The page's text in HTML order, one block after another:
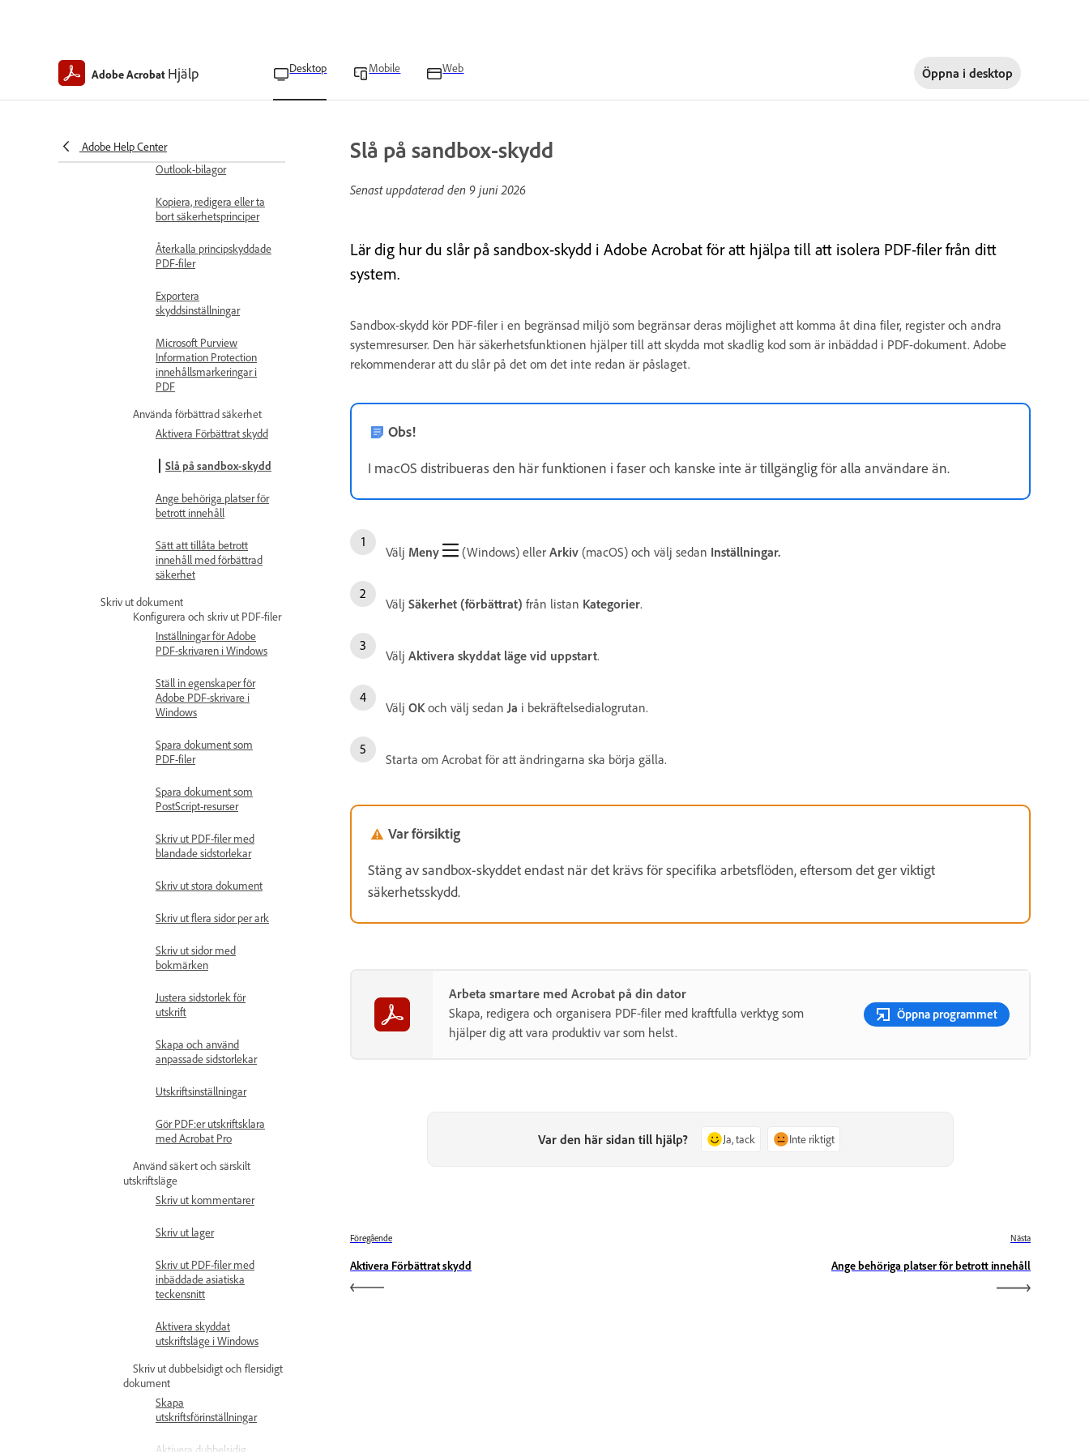
Adobe Acrobat Hjälp Desktop Mobile Web Öppna i desktop
Adobe Help Center
&quot;transcreatedText&quot;:
[ &quot;Skapa
säkerhetspolicyer på
Outlook-bilagor
Kopiera, redigera eller ta
bort säkerhetsprinciper
Återkalla principskyddade
PDF-filer
Exportera
skyddsinställningar
Microsoft Purview
Information Protection
innehållsmarkeringar i
PDF
Använda förbättrad säkerhet
Aktivera Förbättrat skydd
Slå på sandbox-skydd
Ange behöriga platser för
betrott innehåll
Sätt att tillåta betrott
innehåll med förbättrad
säkerhet
Skriv ut dokument
Konfigurera och skriv ut PDF-filer
Inställningar för Adobe
PDF-skrivaren i Windows
Ställ in egenskaper för
Adobe PDF-skrivare i
Windows
Spara dokument som
PDF-filer
Spara dokument som
PostScript-resurser
Skriv ut PDF-filer med
blandade sidstorlekar
Skriv ut stora dokument
Skriv ut flera sidor per ark
Skriv ut sidor med
bokmärken
Justera sidstorlek för
utskrift
Skapa och använd
anpassade sidstorlekar
Utskriftsinställningar
Gör PDF:er utskriftsklara
med Acrobat Pro
Använd säkert och särskilt
utskriftsläge
Skriv ut kommentarer
Skriv ut lager
Skriv ut PDF-filer med
inbäddade asiatiska
teckensnitt
Aktivera skyddat
utskriftsläge i Windows
Skriv ut dubbelsidigt och flersidigt
dokument
Skapa
utskriftsförinställningar
Aktivera dubbelsidig
Slå på sandbox-skydd
Senast uppdaterad den 9 juni 2026
Lär dig hur du slår på sandbox-skydd i Adobe Acrobat för att hjälpa till att isolera PDF-filer från ditt
system.
Sandbox-skydd kör PDF-filer i en begränsad miljö som begränsar deras möjlighet att komma åt dina filer, register och andra
systemresurser. Den här säkerhetsfunktionen hjälper till att skydda mot skadlig kod som är inbäddad i PDF-dokument. Adobe
rekommenderar att du slår på det om det inte redan är påslaget.
Obs!
I macOS distribueras den här funktionen i faser och kanske inte är tillgänglig för alla användare än.
Välj Meny (Windows) eller Arkiv (macOS) och välj sedan Inställningar.
Välj Säkerhet (förbättrat) från listan Kategorier.
Välj Aktivera skyddat läge vid uppstart.
Välj OKoch välj sedanJa i bekräftelsedialogrutan.
Starta om Acrobat för att ändringarna ska börja gälla.
Var försiktig
Stäng av sandbox-skyddet endast när det krävs för specifika arbetsflöden, eftersom det ger viktigt
säkerhetsskydd.
Arbeta smartare med Acrobat på din dator
Skapa, redigera och organisera PDF-filer med kraftfulla verktyg som
hjälper dig att vara produktiv var som helst.
Öppna programmet
Var den här sidan till hjälp? Ja, tack Inte riktigt
Föregående
Aktivera Förbättrat skydd
Nästa
Ange behöriga platser för betrott innehåll